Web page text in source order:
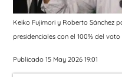
Keiko Fujimori y Roberto Sánchez
presidenciales con el 100% del
Publicado 15 May 2026 19:01